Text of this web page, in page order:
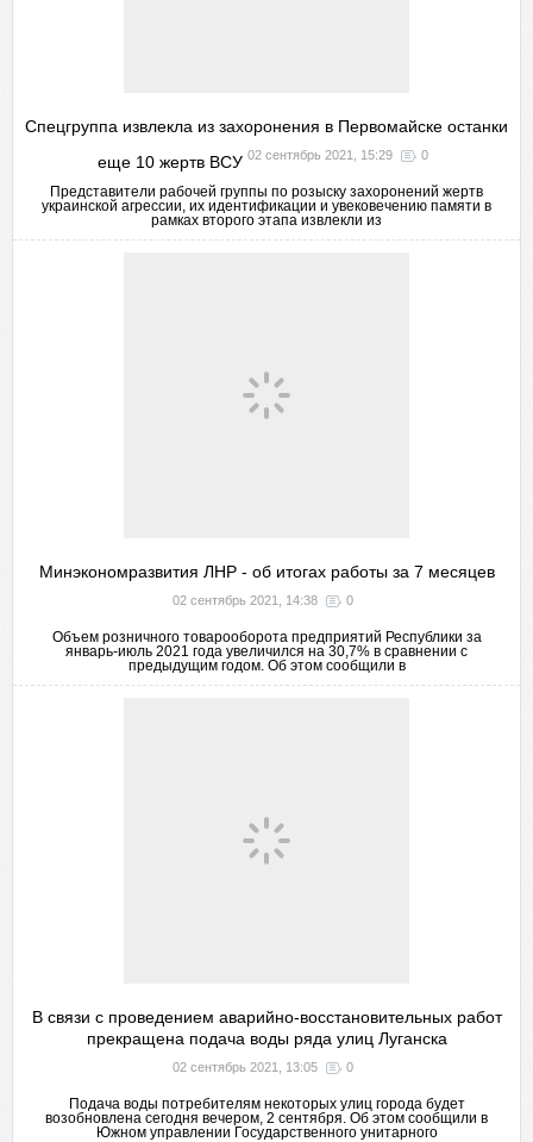
Спецгруппа извлекла из захоронения в Первомайске останки
еще 10 жертв ВСУ 02 сентябрь 2021, 15:29 0
Представители рабочей группы по розыску захоронений жертв
украинской агрессии, их идентификации и увековечению памяти в
рамках второго этапа извлекли из
Минэкономразвития ЛНР - об итогах работы за 7 месяцев
02 сентябрь 2021, 14:38 0
Объем розничного товарооборота предприятий Республики за
январь-июль 2021 года увеличился на 30,7% в сравнении с
предыдущим годом. Об этом сообщили в
В связи с проведением аварийно-восстановительных работ
прекращена подача воды ряда улиц Луганска
02 сентябрь 2021, 13:05 0
Подача воды потребителям некоторых улиц города будет
возобновлена сегодня вечером, 2 сентября. Об этом сообщили в
Южном управлении Государственного унитарного